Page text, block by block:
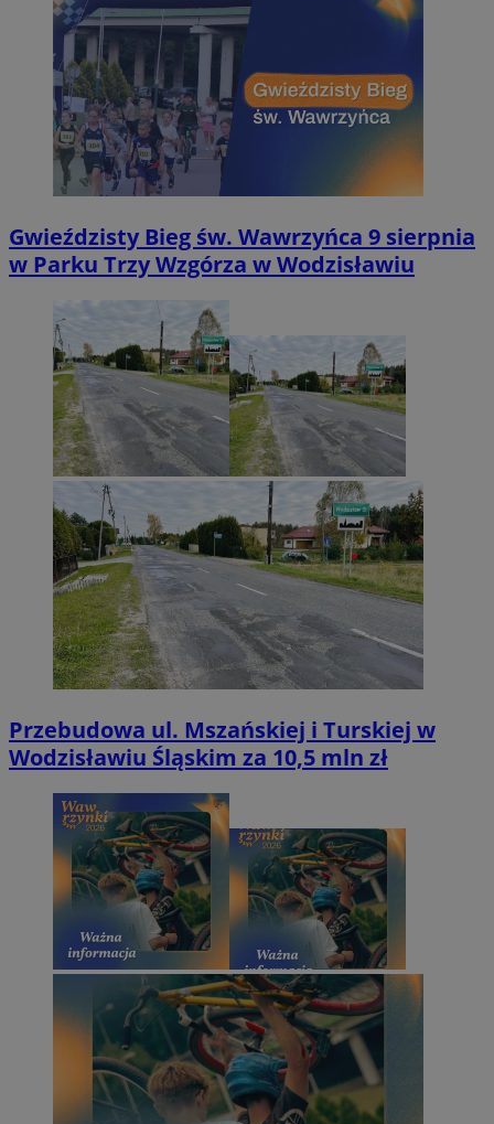
Gwieździsty Bieg św. Wawrzyńca 9 sierpnia
w Parku Trzy Wzgórza w Wodzisławiu
Przebudowa ul. Mszańskiej i Turskiej w
Wodzisławiu Śląskim za 10,5 mln zł